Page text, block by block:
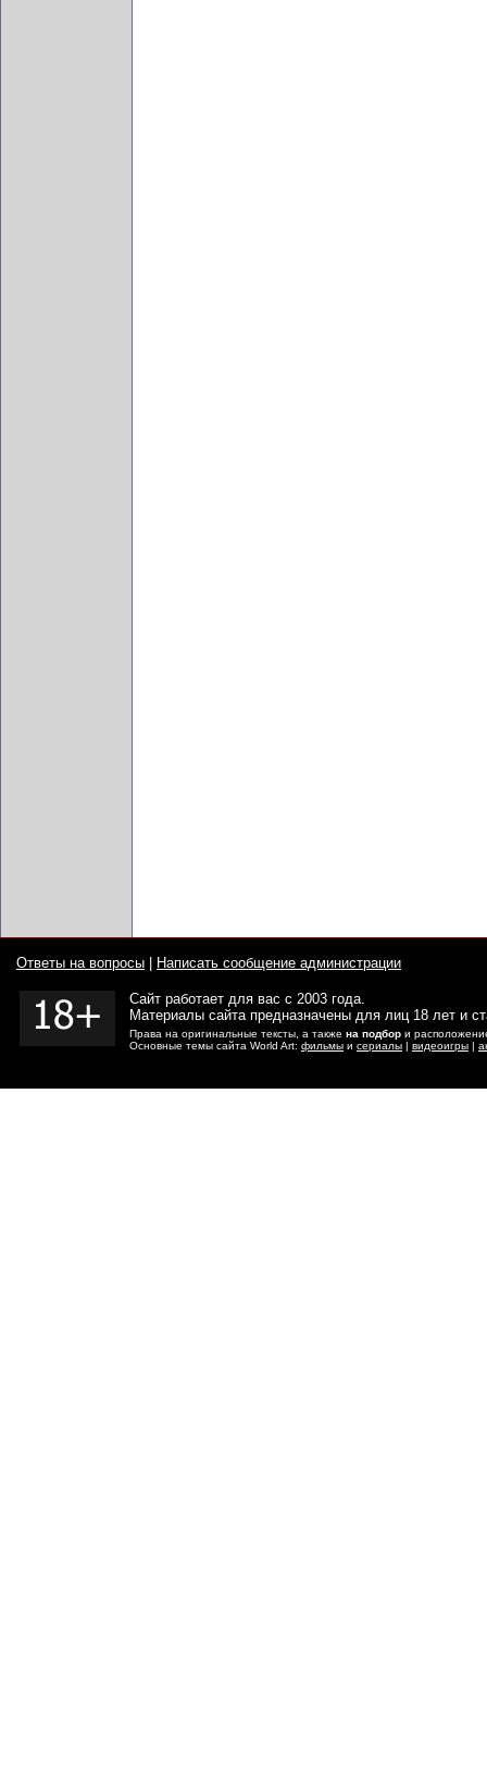
Ответы на вопросы Написать сообщение администрации
Сайт работает для вас с 2003 года.
Материалы сайта предназначены для лиц 18 лет и
Права на оригинальные тексты, а также на подбор и
Основные темы сайта World Art: фильмы и сериалы | видеоигры |